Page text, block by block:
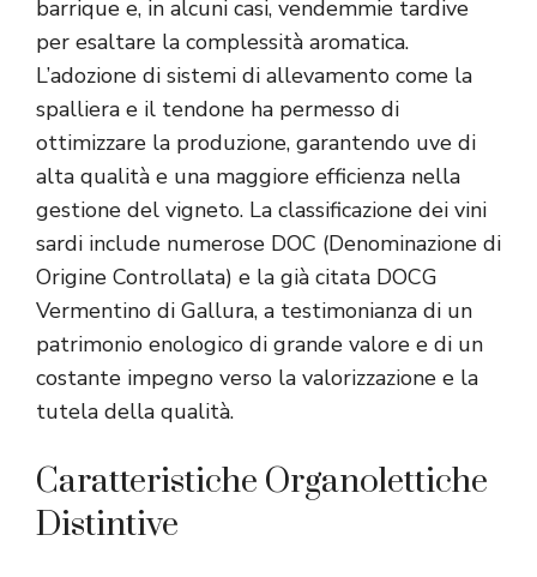
barrique e, in alcuni casi, vendemmie tardive
per esaltare la complessità aromatica.
L’adozione di sistemi di allevamento come la
spalliera e il tendone ha permesso di
ottimizzare la produzione, garantendo uve di
alta qualità e una maggiore efficienza nella
gestione del vigneto. La classificazione dei vini
sardi include numerose DOC (Denominazione di
Origine Controllata) e la già citata DOCG
Vermentino di Gallura, a testimonianza di un
patrimonio enologico di grande valore e di un
costante impegno verso la valorizzazione e la
tutela della qualità.
Caratteristiche Organolettiche
Distintive